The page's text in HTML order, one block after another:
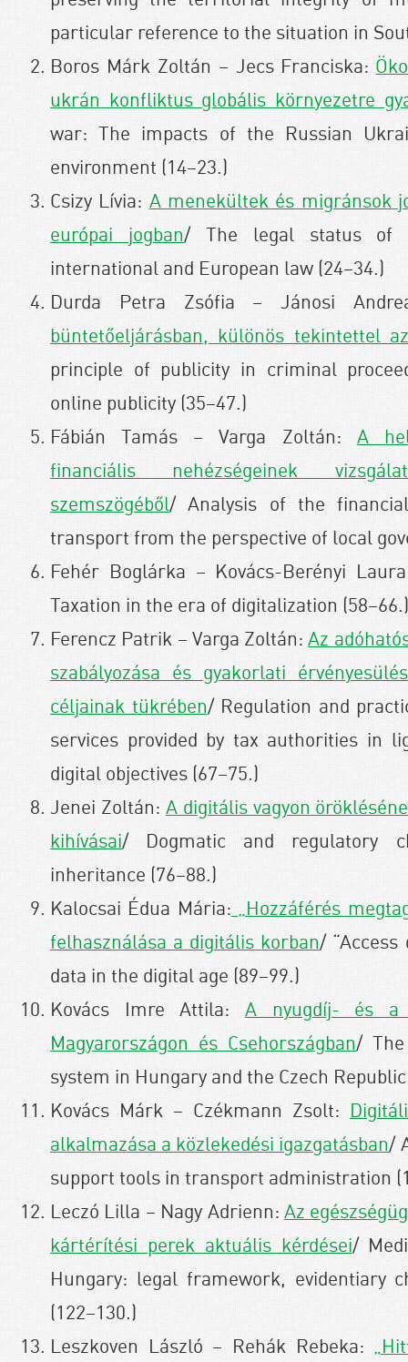
particular reference to the situation in
Boros Márk Zoltán – Jecs Franciska:
ukrán konfliktus globális környezetre
war: The impacts of the Russian
environment (14–23.)
Csizy Lívia:A menekültek és migránsok
európai jogban/ The legal status of
international and European law (24–34.)
Durda Petra Zsófia – Jánosi
büntetőeljárásban, különös tekintettel
principle of publicity in criminal
online publicity (35–47.)
Fábián Tamás – Varga Zoltán:A
financiális nehézségeinek
szemszögéből/ Analysis of the
transport from the perspective of local
Fehér Boglárka – Kovács-Berényi
Taxation in the era of digitalization (58–66.)
Ferencz Patrik – Varga Zoltán:Az
szabályozása és gyakorlati
céljainak tükrében/ Regulation and
services provided by tax authorities in
digital objectives (67–75.)
Jenei Zoltán:A digitális vagyon
kihívásai/ Dogmatic and regulatory
inheritance (76–88.)
Kalocsai Édua Mária:„Hozzáférés
felhasználása a digitális korban/
data in the digital age (89–99.)
Kovács Imre Attila:A nyugdíj- és a
Magyarországon és Csehországban/
system in Hungary and the Czech
Kovács Márk – Czékmann Zsolt:
alkalmazása a közlekedési igazgatásban/
support tools in transport administration
Leczó Lilla – Nagy Adrienn:Az
kártérítési perek aktuális kérdései/
Hungary: legal framework, evidentiary
(122–130.)
Leszkoven László – Rehák Rebeka: